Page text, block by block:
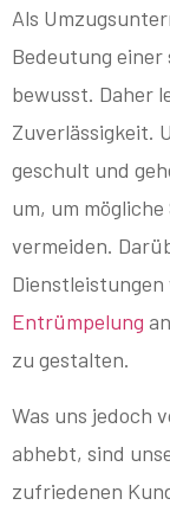
Als
Bedeutung
bewusst. Daher
Zuverlässigkeit.
geschult und
um, um
vermeiden.
Dienstleistungen
Entrümpelung
zu gestalten.
Was uns jedoch
abhebt, sind
zufriedenen